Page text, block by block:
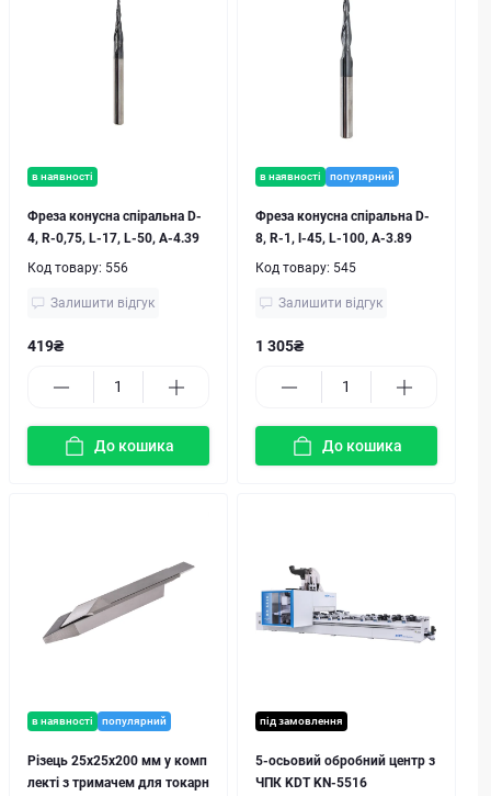
в наявності
Фреза конусна спіральна D-
4, R-0,75, L-17, L-50, A-4.39
Код товару: 556
Залишити відгук
419₴
До кошика
в наявності популярний
Фреза конусна спіральна D-
8, R-1, l-45, L-100, A-3.89
Код товару: 545
Залишити відгук
1 305₴
До кошика
в наявності популярний
Різець 25х25х200 мм у комп
лекті з тримачем для токарн
під замовлення
5-осьовий обробний центр з
ЧПК KDT KN-5516